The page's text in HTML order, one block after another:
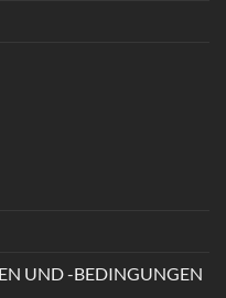
UND -BEDINGUNGEN